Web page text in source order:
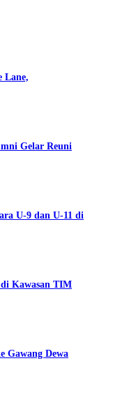
Lane,
Gelar Reuni
U-9 dan U-11 di
Kawasan TIM
Gawang Dewa